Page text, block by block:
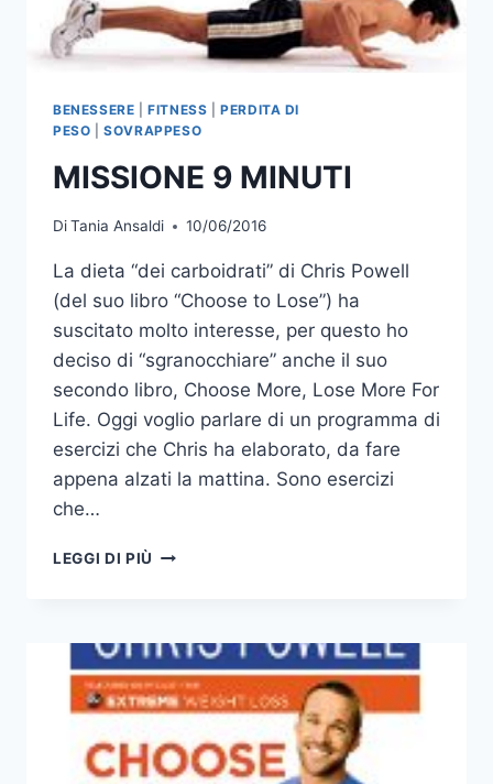
BENESSERE |FITNESS |PERDITA DI
PESO |SOVRAPPESO
MISSIONE 9 MINUTI
DiTania Ansaldi 10/06/2016
La dieta “dei carboidrati” di Chris Powell
(del suo libro “Choose to Lose”) ha
suscitato molto interesse, per questo ho
deciso di “sgranocchiare” anche il suo
secondo libro, Choose More, Lose More For
Life. Oggi voglio parlare di un programma di
esercizi che Chris ha elaborato, da fare
appena alzati la mattina. Sono esercizi
che…
LEGGI DI PIÙ MISSIONE